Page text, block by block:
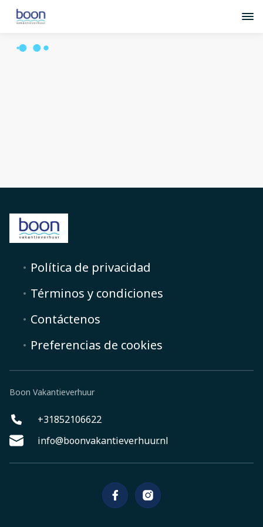
Política de privacidad
Términos y condiciones
Contáctenos
Preferencias de cookies
Boon Vakantieverhuur
+31852106622
info@boonvakantieverhuur.nl